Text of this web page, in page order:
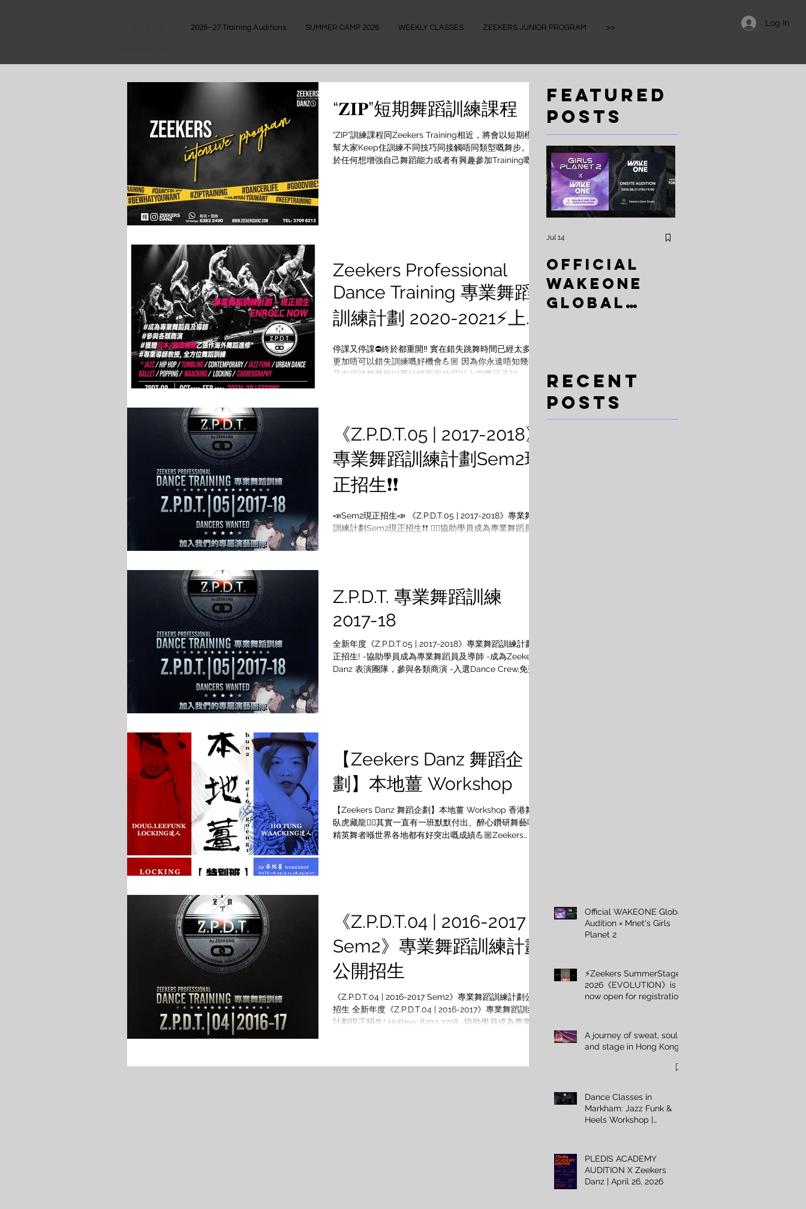
2026–27 Training Auditions SUMMER CAMP 2026 WEEKLY CLASSES ZEEKERS JUNIOR PROGRAM >> Log In
“𝐙𝐈𝐏”短期舞蹈訓練課程
“ZIP”訓練課程同Zeekers Training相近，將會以短期模式
幫大家Keep住訓練不同技巧同接觸唔同類型嘅舞步。 對
於任何想增強自己舞蹈能力或者有興趣參加Training嘅
Zeekers Professional
Dance Training 專業舞蹈
訓練計劃 2020-2021⚡上
學期現正招生
停課又停課⛔️終於都重開‼️ 實在錯失跳舞時間已經太多😭
更加唔可以錯失訓練嘅好機會💪🏼 因為你永遠唔知幾時
又冇得跳舞🈲所以要珍惜而家仲可以上堂嘅日子👯
《Z.P.D.T.05 | 2017-2018》
專業舞蹈訓練計劃Sem2現
正招生❗️❗️
📣Sem2現正招生📣 《Z.P.D.T.05 | 2017-2018》專業舞蹈
訓練計劃Sem2現正招生❗️❗️ 👉🏻協助學員成為專業舞蹈員及
Z.P.D.T. 專業舞蹈訓練
2017-18
全新年度《Z.P.D.T.05 | 2017-2018》專業舞蹈訓練計劃現
正招生! -協助學員成為專業舞蹈員及導師 -成為Zeekers
Danz 表演團隊，參與各類商演 -入選Dance Crew,免費
【Zeekers Danz 舞蹈企
劃】本地薑 Workshop
【Zeekers Danz 舞蹈企劃】本地薑 Workshop 香港舞壇
臥虎藏龍☝🏼️其實一直有一班默默付出、醉心鑽研舞藝嘅
精英舞者喺世界各地都有好突出嘅成績💪🏼Zeekers
《Z.P.D.T.04 | 2016-2017
Sem2》專業舞蹈訓練計劃
公開招生
《Z.P.D.T.04 | 2016-2017 Sem2》專業舞蹈訓練計劃公開
招生 全新年度《Z.P.D.T.04 | 2016-2017》專業舞蹈訓練
計劃現正招生! Hotline: 8203 3728 -協助學員成為專業舞
Featured
Posts
Official
WAKEONE
Global
Planet 2
Jul 14
on
Recent
Posts
Official WAKEONE Global
Audition × Mnet's Girls
Planet 2
⚡️Zeekers SummerStage
2026《EVOLUTION》is
now open for registration
A journey of sweat, soul,
and stage in Hong Kong
Dance Classes in
Markham: Jazz Funk &
Heels Workshop |
PLEDIS ACADEMY
AUDITION X Zeekers
Danz | April 26, 2026